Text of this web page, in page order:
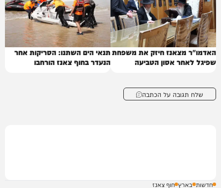
האדמו"ר מצאנז חיזק את משפחת
שפיגל לאחר אסון הטביעה
תנאי הים השתנו: הסריקות אחר
הנעדר בחוף צאנז הורחבו
שלח תגובה על הכתבה
חדשות בארץ חוף צאנז